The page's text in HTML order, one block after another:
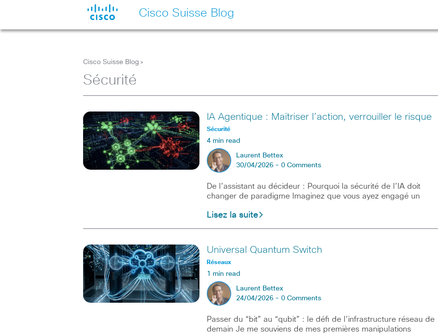
Cisco Suisse Blog
Cisco Suisse Blog >
Sécurité
IA Agentique : Maîtriser l’action, verrouiller le risque
Sécurité
4 min read
Laurent Bettex
30/04/2026 - 0 Comments
De l’assistant au décideur : Pourquoi la sécurité de l’IA doit
changer de paradigme Imaginez que vous ayez engagé un
Lisez la suite
Universal Quantum Switch
Réseaux
1 min read
Laurent Bettex
24/04/2026 - 0 Comments
Passer du “bit” au “qubit” : le défi de l’infrastructure réseau de
demain Je me souviens de mes premières manipulations